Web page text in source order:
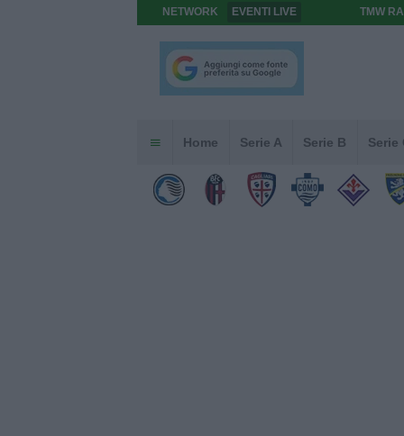
NETWORK EVENTI LIVE TMW
Home Serie A Serie B Serie